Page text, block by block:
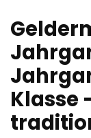
Klasse